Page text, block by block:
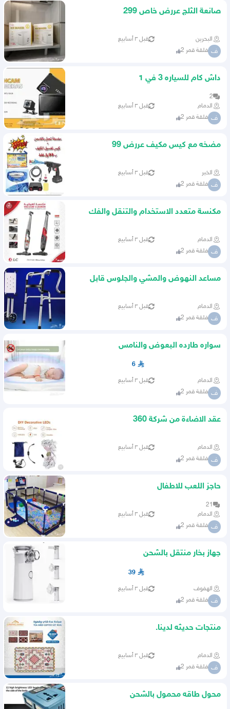
صانعة الثلج عررض خاص 299
البحرين قبل ٣ أسابيع
ف فلقة قمر 2
داش كام للسياره 3 في 1
2
الدمام
قبل ٣ أسابيع
ف فلقة قمر 2
مضخه مع كيس مكيف عررض 99
الخبر قبل ٣ أسابيع
ف فلقة قمر 2
مكنسة متعدد الاستخدام والتنقل والفك
الدمام قبل ٣ أسابيع
ف فلقة قمر 2
مساعد النهوض والمشي والجلوس قابل
الدمام قبل ٣ أسابيع
ف فلقة قمر 2
سواره طارده البعوض والنامس
6
الدمام قبل ٣ أسابيع
ف فلقة قمر 2
عقد الاضاءة من شركة 360
الدمام قبل ٣ أسابيع
ف فلقة قمر 2
حاجز اللعب للاطفال
21
الدمام
قبل ٣ أسابيع
ف فلقة قمر 2
جهاز بخار منتقل بالشحن
39
الهفوف قبل ٣ أسابيع
ف فلقة قمر 2
منتجات حديثه لدينا.
الدمام قبل ٣ أسابيع
ف فلقة قمر 2
محول طاقه محمول بالشحن